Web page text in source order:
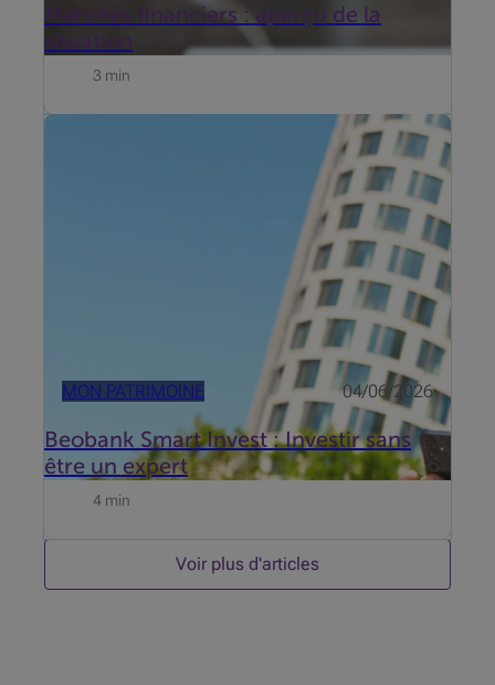
Marchés financiers : aperçu de la
situation
3 min
MON PATRIMOINE 04/06/2026
Beobank Smart Invest : Investir sans
être un expert
Beobank s’est intéressé aux freins qui entourent
l’investissement et propose dès maintenant
Beobank Smart Invest. Découvrez le témoignage de
Roel de Buyser, Invest Advisory chez Beobank.
4 min
Voir plus d'articles